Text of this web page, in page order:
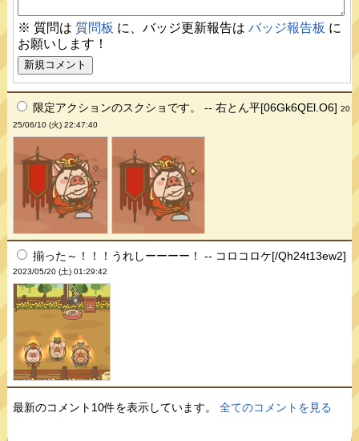
※ 質問は 質問板 に、バッジ更新報告はバッジ報告板 に
お願いします！
限定アクションのスクショです。 -- 右とん平[06Gk6QEl.O6]20
25/06/10 (火) 22:47:40
揃った～！！！うれしーーーー！ -- コロコロケ[/Qh24t13ew2]
2023/05/20 (土) 01:29:42
最新のコメント10件を表示しています。全てのコメントを見る